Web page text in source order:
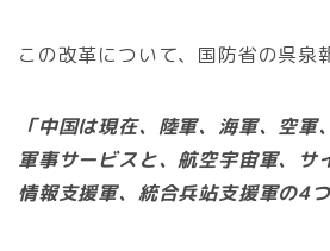
この改革について、国防省の呉泉
「中国は現在、陸軍、海軍、空
軍事サービスと、航空宇宙軍、サ
情報支援軍、統合兵站支援軍の4